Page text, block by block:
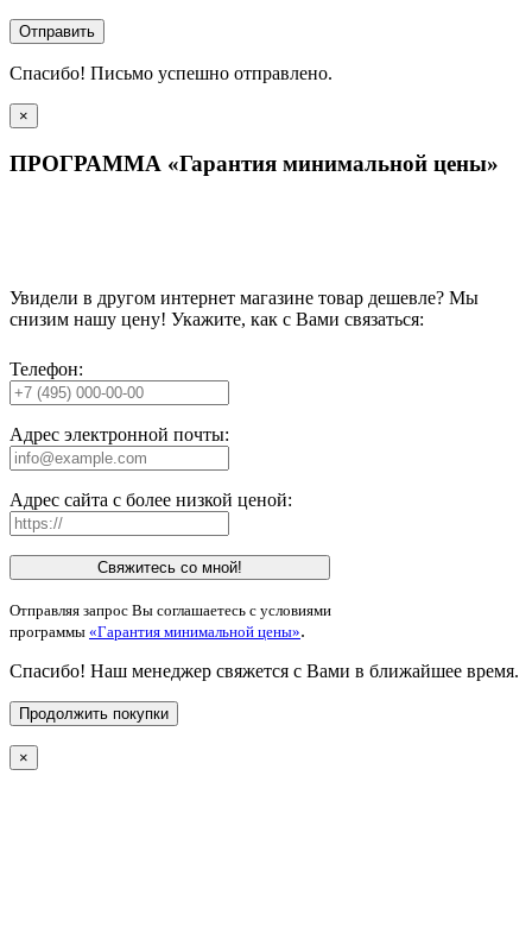
Отправить
Спасибо! Письмо успешно отправлено.
×
ПРОГРАММА «Гарантия минимальной цены»
Увидели в другом интернет магазине товар дешевле? Мы
снизим нашу цену! Укажите, как с Вами связаться:
Телефон:
Адрес электронной почты:
Адрес сайта с более низкой ценой:
Свяжитесь со мной!
Отправляя запрос Вы соглашаетесь с условиями
программы «Гарантия минимальной цены».
Спасибо! Наш менеджер свяжется с Вами в ближайшее время.
Продолжить покупки
×